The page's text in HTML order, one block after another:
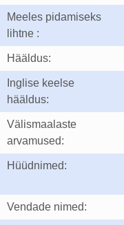
Meeles pidamiseks
lihtne :
Hääldus:
Inglise keelse
hääldus:
Välismaalaste
arvamused:
Hüüdnimed:
Vendade nimed: